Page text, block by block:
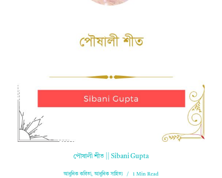
পৌষালী শীত || Sibani Gupta
আধুনিক কবিতা,আধুনিক সাহিত্য 1 Min Read